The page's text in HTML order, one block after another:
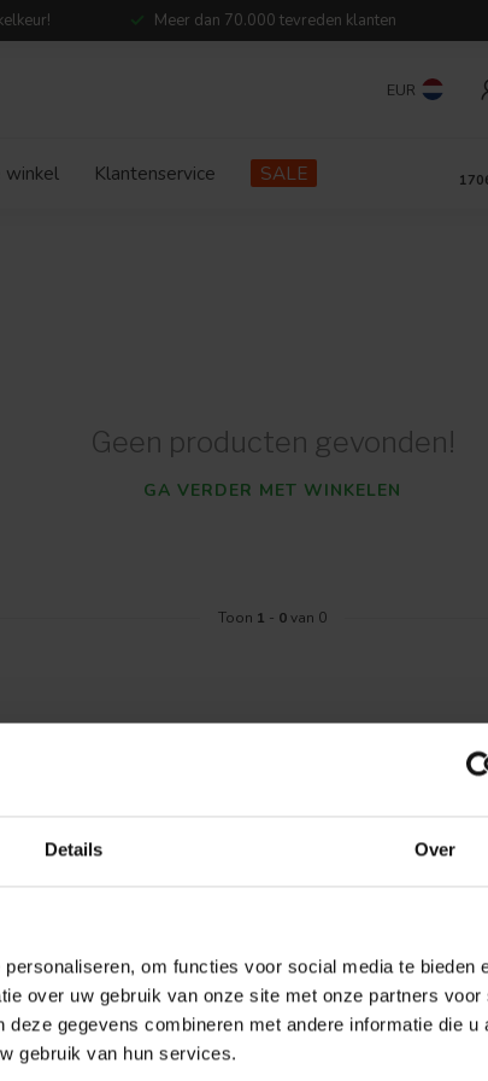
Details Over
om functies voor social media te bieden
over uw gebruik van onze site met onze partners voor
gegevens combineren met andere informatie die u
gebruik van hun services.
Meer dan 70.000 tevreden klanten
EUR
winkel Klantenservice SALE
Geen producten gevonden!
GA VERDER MET WINKELEN
Toon 1 - 0van 0
er niet
Meld je aan voor
Blijf op de hoogte van onze